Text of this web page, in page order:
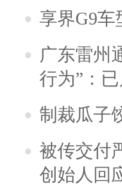
享界G9车
广东雷州
行为”：
制裁瓜子
被传交付
创始人回